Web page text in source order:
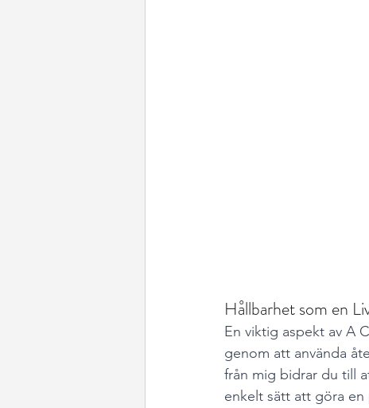
Hållbarhet som en
En viktig aspekt av A
genom att använda
från mig bidrar du till
enkelt sätt att göra en